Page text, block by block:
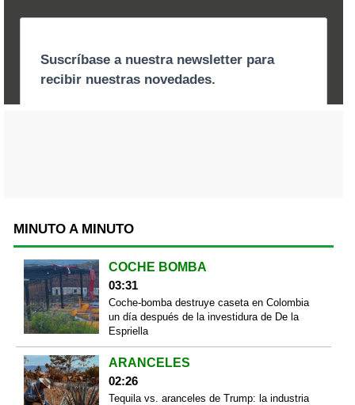
MINUTO A MINUTO
COCHE BOMBA
03:31
Coche-bomba destruye caseta en Colombia
un día después de la investidura de De la
Espriella
ARANCELES
02:26
Tequila vs. aranceles de Trump: la industria